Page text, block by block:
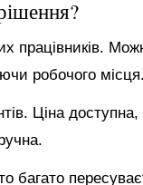
працівників.
робочого місця.
Ціна
багато